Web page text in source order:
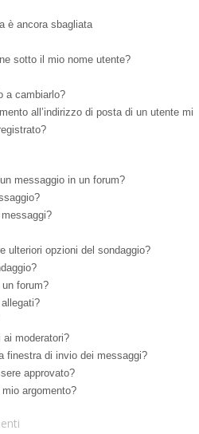
è ancora sbagliata
sotto il mio nome utente?
a cambiarlo?
all’indirizzo di posta di un utente mi
messaggio in un forum?
ulteriori opzioni del sondaggio?
forum?
ai moderatori?
finestra di invio dei messaggi?
approvato?
argomento?